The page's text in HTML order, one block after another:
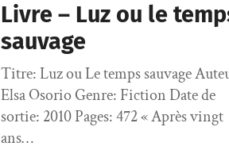
Livre – Luz ou le
sauvage
Titre: Luz ou Le temps sauvage
Elsa Osorio Genre: Fiction Date de
sortie: 2010 Pages: 472 « Après vingt
ans…